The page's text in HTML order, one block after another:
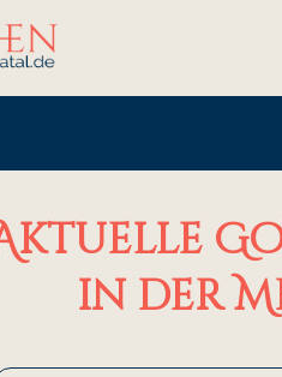
in der